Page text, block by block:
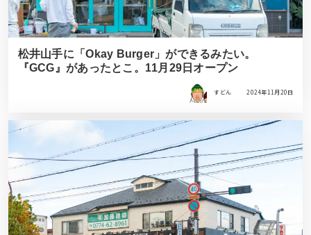
松井山手に「Okay Burger」ができるみたい。
『GCG』があったとこ。11月29日オープン
すどん 2024年11月20日